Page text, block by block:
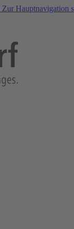
Zur Hauptnavigation